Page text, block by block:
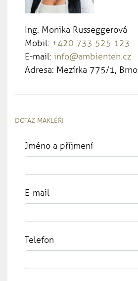
Ing. Monika Russeggerová
Mobil: +420 733 525 123
E-mail: info@ambienten.cz
Adresa: Mezírka 775/1, Brno
DOTAZ MAKLÉŘI
Jméno a příjmení
E-mail
Telefon